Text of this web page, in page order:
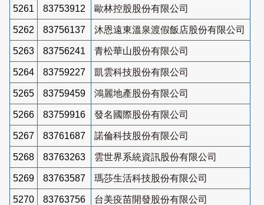
5261 83753912 歐林控股股份有限公司
5262 83756137 沐恩遠東溫泉渡假飯店股份有限公司
5263 83756241 青松華山股份有限公司
5264 83759227 凱雲科技股份有限公司
5265 83759459 鴻麗地產股份有限公司
5266 83759916 發名國際股份有限公司
5267 83761687 諾倫科技股份有限公司
5268 83763263 雲世界系統資訊股份有限公司
5269 83763587 瑪莎生活科技股份有限公司
5270 83763756 台美疫苗開發股份有限公司